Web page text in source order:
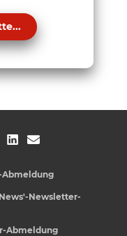
Newsletter-
Abmeldung